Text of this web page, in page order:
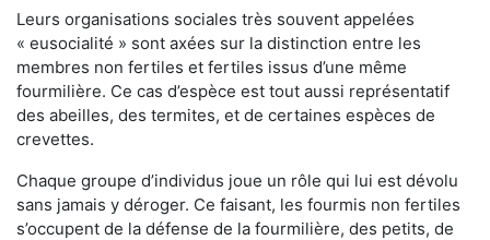
Leurs organisations sociales très souvent appelées
« eusocialité » sont axées sur la distinction entre les
membres non fertiles et fertiles issus d’une même
fourmilière. Ce cas d’espèce est tout aussi représentatif
des abeilles, des termites, et de certaines espèces de
crevettes.
Chaque groupe d’individus joue un rôle qui lui est dévolu
sans jamais y déroger. Ce faisant, les fourmis non fertiles
s’occupent de la défense de la fourmilière, des petits, de